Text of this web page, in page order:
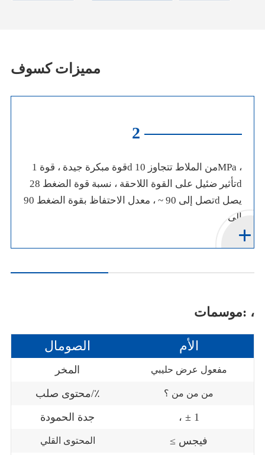
مميزات كسوف
2
قوة مبكرة جيدة ، قوة 1d من الملاط تتجاوز 10MPa ،
تأثير ضئيل على القوة اللاحقة ، نسبة قوة الضغط 28d
تصل إلى 90 ~ ، معدل الاحتفاظ بقوة الضغط 90d يصل
إلى
موسمات: ،
الصومال الأم
المخر مفعول عرض حليبي
محتوى صلب/٪ من من من ؟
جدة الحمودة ، ± 1
المحتوى القلي
≤ فيجس